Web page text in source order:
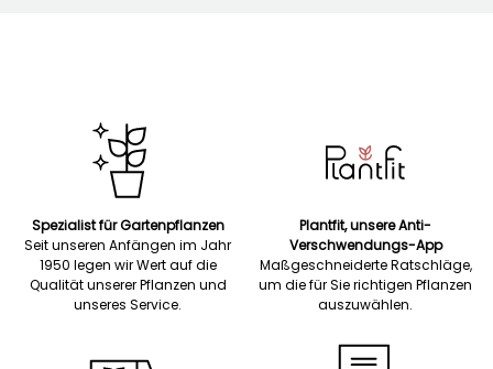
Spezialist für Gartenpflanzen
Seit unseren Anfängen im Jahr
1950 legen wir Wert auf die
Qualität unserer Pflanzen und
unseres Service.
Plantfit, unsere Anti-
Verschwendungs-App
Maßgeschneiderte Ratschläge,
um die für Sie richtigen Pflanzen
auszuwählen.